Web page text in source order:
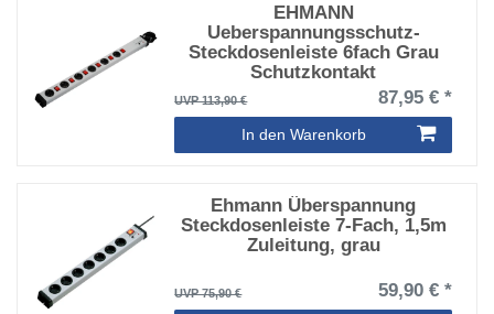
EHMANN
Ueberspannungsschutz-
Steckdosenleiste 6fach Grau
Schutzkontakt
UVP 113,90 € 87,95 € *
In den Warenkorb
Ehmann Überspannung
Steckdosenleiste 7-Fach, 1,5m
Zuleitung, grau
UVP 75,90 € 59,90 € *